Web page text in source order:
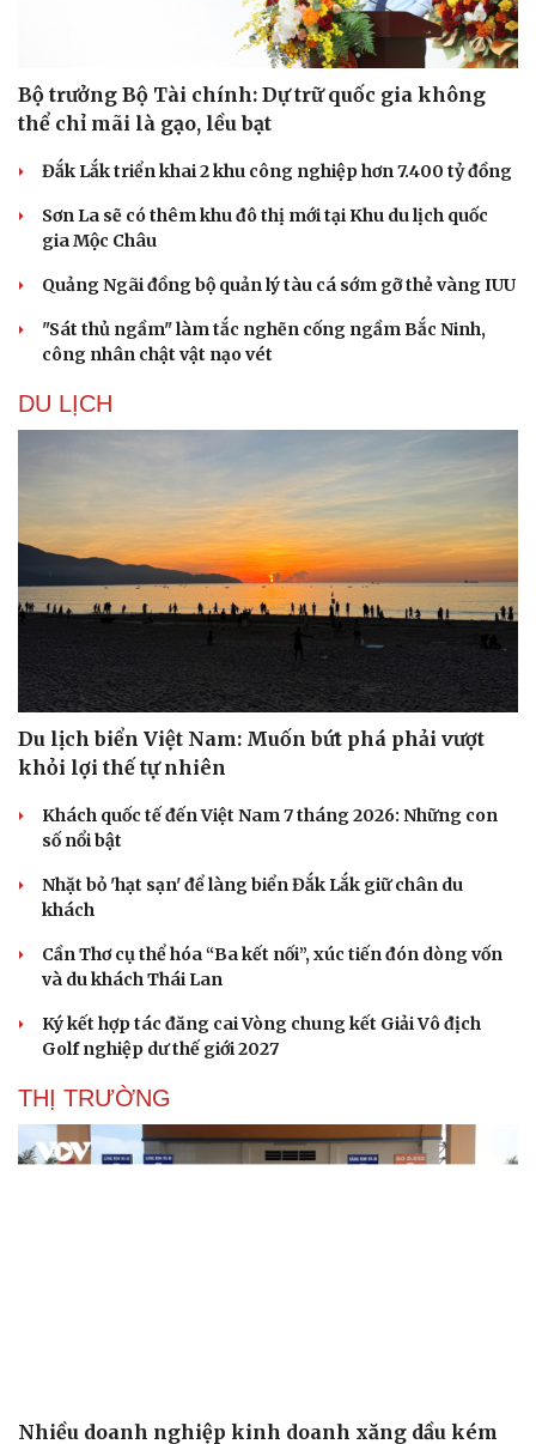
Cải chính
Bộ trưởng Bộ Tài chính: Dự trữ quốc gia không
thể chỉ mãi là gạo, lều bạt
Đắk Lắk triển khai 2 khu công nghiệp hơn 7.400 tỷ đồng
Sơn La sẽ có thêm khu đô thị mới tại Khu du lịch quốc
gia Mộc Châu
Quảng Ngãi đồng bộ quản lý tàu cá sớm gỡ thẻ vàng IUU
"Sát thủ ngầm" làm tắc nghẽn cống ngầm Bắc Ninh,
công nhân chật vật nạo vét
DU LỊCH
Du lịch biển Việt Nam: Muốn bứt phá phải vượt
khỏi lợi thế tự nhiên
Khách quốc tế đến Việt Nam 7 tháng 2026: Những con
số nổi bật
Nhặt bỏ 'hạt sạn' để làng biển Đắk Lắk giữ chân du
khách
Cần Thơ cụ thể hóa “Ba kết nối”, xúc tiến đón dòng vốn
và du khách Thái Lan
Ký kết hợp tác đăng cai Vòng chung kết Giải Vô địch
Golf nghiệp dư thế giới 2027
THỊ TRƯỜNG
Nhiều doanh nghiệp kinh doanh xăng dầu kém